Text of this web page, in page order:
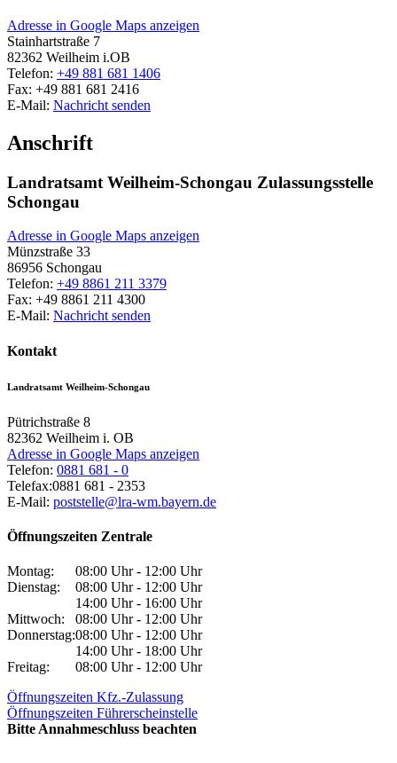
Adresse in Google Maps anzeigen
Stainhartstraße 7
82362 Weilheim i.OB
Telefon: +49 881 681 1406
Fax: +49 881 681 2416
E-Mail: Nachricht senden
Anschrift
Landratsamt Weilheim-Schongau Zulassungsstelle
Schongau
Adresse in Google Maps anzeigen
Münzstraße 33
86956 Schongau
Telefon: +49 8861 211 3379
Fax: +49 8861 211 4300
E-Mail: Nachricht senden
Kontakt
Landratsamt Weilheim-Schongau
Pütrichstraße 8
82362 Weilheim i. OB
Adresse in Google Maps anzeigen
Telefon: 0881 681 - 0
Telefax:0881 681 - 2353
E-Mail: poststelle@lra-wm.bayern.de
Öffnungszeiten Zentrale
Montag:
08:00 Uhr - 12:00 Uhr
Dienstag:
08:00 Uhr - 12:00 Uhr
14:00 Uhr - 16:00 Uhr
Mittwoch:
08:00 Uhr - 12:00 Uhr
Donnerstag:08:00 Uhr - 12:00 Uhr
14:00 Uhr - 18:00 Uhr
Freitag:
08:00 Uhr - 12:00 Uhr
Öffnungszeiten Kfz.-Zulassung
Öffnungszeiten Führerscheinstelle
Bitte Annahmeschluss beachten